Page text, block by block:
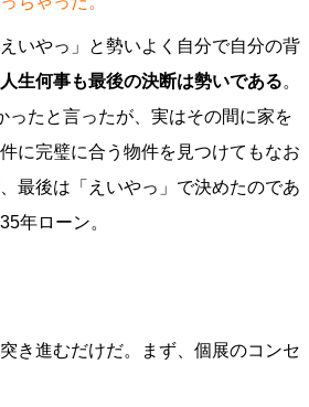
いやっ」と勢いよく自分で自分の背
人生何事も最後の決断は勢いである。
ったと言ったが、実はその間に家を
に完璧に合う物件を見つけてもなお
最後は「えいやっ」で決めたのであ
年ローン。
き進むだけだ。まず、個展のコンセ